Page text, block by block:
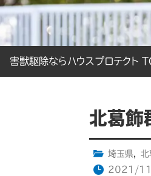
害獣駆除ならハウスプロテクト
北葛飾
埼玉県, 北
2021/